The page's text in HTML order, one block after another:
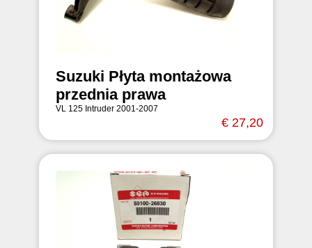
Suzuki Płyta montażowa
przednia prawa
VL 125 Intruder 2001-2007
€ 27,20